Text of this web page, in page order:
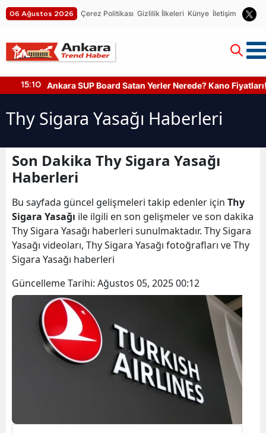
06 Ağustos 2026 Çerez Politikası Gizlilik İlkeleri Künye İletişim
15:10 Ankara SUP Board Satan Yerler Nerede? Kano Fiyatları!
Thy Sigara Yasağı Haberleri
Son Dakika Thy Sigara Yasağı
Haberleri
Bu sayfada güncel gelişmeleri takip edenler için Thy
Sigara Yasağı ile ilgili en son gelişmeler ve son dakika
Thy Sigara Yasağı haberleri sunulmaktadır. Thy Sigara
Yasağı videoları, Thy Sigara Yasağı fotoğrafları ve Thy
Sigara Yasağı haberleri
Güncelleme Tarihi: Ağustos 05, 2025 00:12